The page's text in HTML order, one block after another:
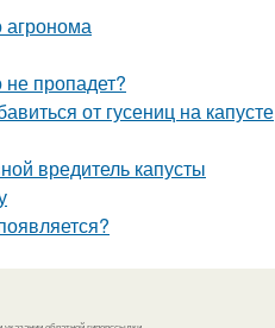
агронома
пропадет?
от гусениц на капусте
вредитель капусты